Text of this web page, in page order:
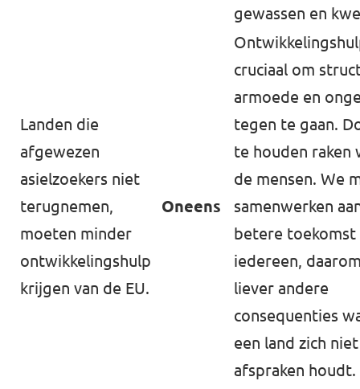
gewassen en
Landen die
afgewezen
asielzoekers niet
terugnemen,
moeten minder
ontwikkelingshulp
krijgen van de EU.
Oneens
cruciaal om
armoede en
tegen te gaan.
te houden raken
de mensen. We
samenwerken
betere toekomst
iedereen,
liever andere
consequenties
een land zich
afspraken houdt.